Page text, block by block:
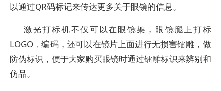
以通过QR码标记来传达更多关于眼镜的信息。
激光打标机不仅可以在眼镜架，眼镜腿上打标
LOGO，编码，还可以在镜片上面进行无损害镭雕，做
防伪标识，便于大家购买眼镜时通过镭雕标识来辨别和
仿品。